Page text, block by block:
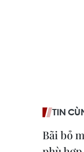
TIN
Bãi bỏ